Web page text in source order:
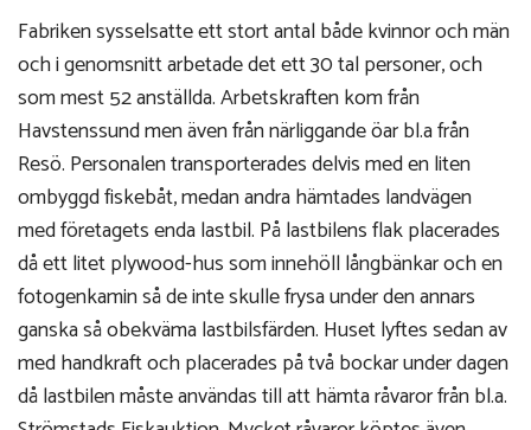
Fabriken sysselsatte ett stort antal både kvinnor och män
och i genomsnitt arbetade det ett 30 tal personer, och
som mest 52 anställda. Arbetskraften kom från
Havstenssund men även från närliggande öar bl.a från
Resö. Personalen transporterades delvis med en liten
ombyggd fiskebåt, medan andra hämtades landvägen
med företagets enda lastbil. På lastbilens flak placerades
då ett litet plywood-hus som innehöll långbänkar och en
fotogenkamin så de inte skulle frysa under den annars
ganska så obekväma lastbilsfärden. Huset lyftes sedan av
med handkraft och placerades på två bockar under dagen
då lastbilen måste användas till att hämta råvaror från bl.a.